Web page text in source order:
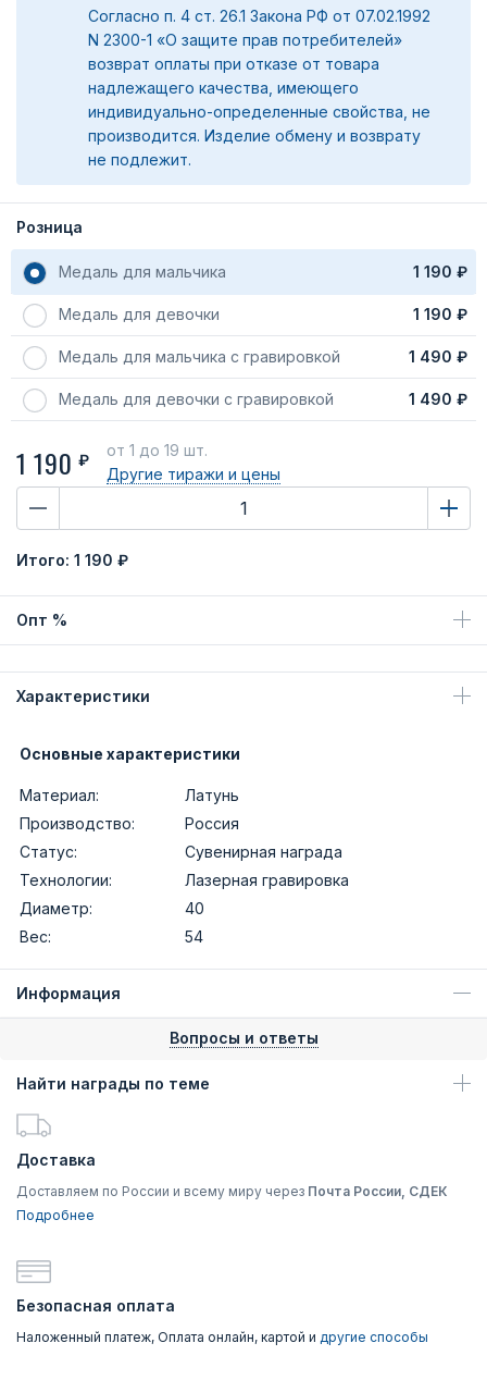
Согласно п. 4 ст. 26.1 Закона РФ от 07.02.1992
N 2300-1 «О защите прав потребителей»
возврат оплаты при отказе от товара
надлежащего качества, имеющего
индивидуально-определенные свойства, не
производится. Изделие обмену и возврату
не подлежит.
Розница
Медаль для мальчика 1 190 ₽
Медаль для девочки 1 190 ₽
Медаль для мальчика с гравировкой 1 490 ₽
Медаль для девочки с гравировкой 1 490 ₽
1 190 ₽
от 1 до 19 шт.
Другие тиражи и цены
Итого: 1 190 ₽
Опт %
Характеристики
Основные характеристики
Материал:
Латунь
Производство:
Россия
Статус:
Сувенирная награда
Технологии:
Лазерная гравировка
Диаметр:
40
Вес:
54
Информация
Вопросы и ответы
Найти награды по теме
Доставка
Доставляем по России и всему миру через Почта России, СДЕК
Подробнее
Безопасная оплата
Наложенный платеж, Оплата онлайн, картой и другие способы